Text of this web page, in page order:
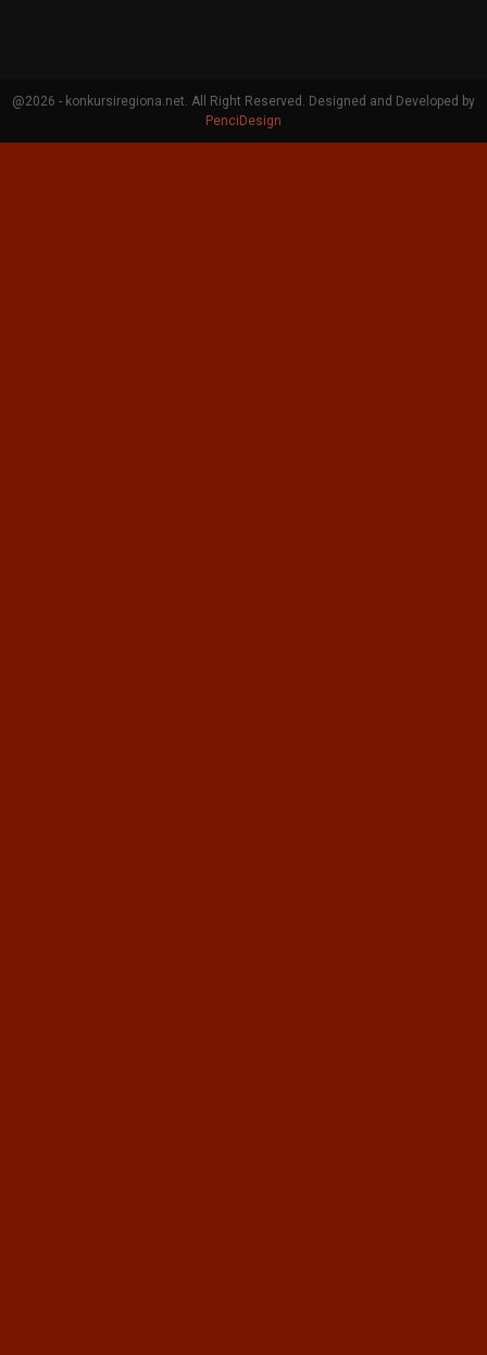
@2026 - konkursiregiona.net. All Right Reserved. Designed and Developed by
PenciDesign